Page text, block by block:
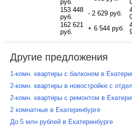
руб.
153 448
руб.
- 2 629 руб.
162 621
руб.
+ 6 544 руб.
Другие предложения
1-комн. квартиры с балконом в
2-комн. квартиры в новостройке с
2-комн. квартиры с ремонтом в
2 комнатные в Екатеринбурге
До 5 млн рублей в Екатеринбурге